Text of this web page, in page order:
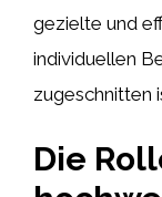
gezielte und
individuellen
zugeschnitten
Die